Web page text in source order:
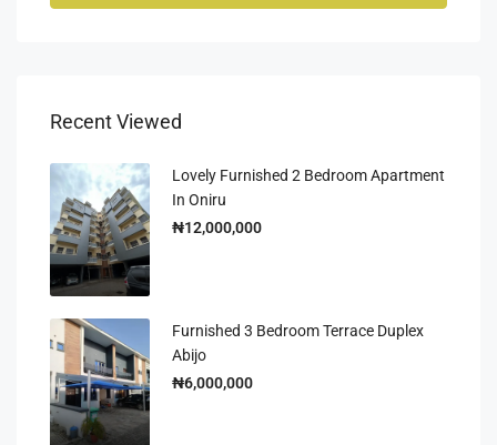
Recent Viewed
Lovely Furnished 2 Bedroom Apartment
In Oniru
₦12,000,000
Furnished 3 Bedroom Terrace Duplex
Abijo
₦6,000,000